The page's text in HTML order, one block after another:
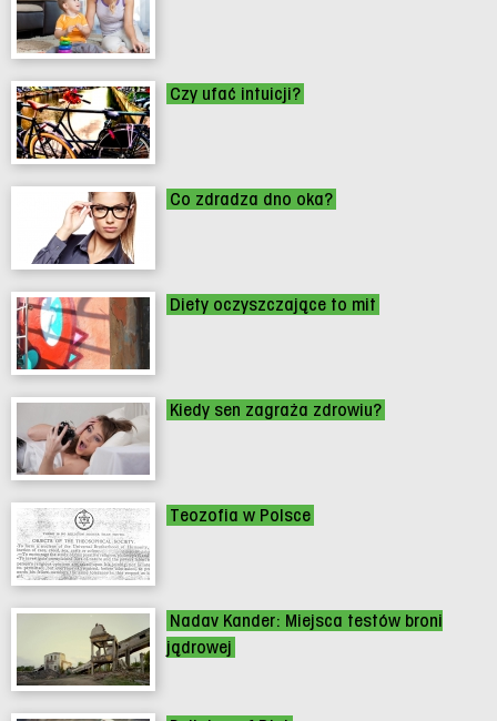
Czy ufać intuicji?
Co zdradza dno oka?
Diety oczyszczające to mit
Kiedy sen zagraża zdrowiu?
Teozofia w Polsce
Nadav Kander: Miejsca testów broni
jądrowej